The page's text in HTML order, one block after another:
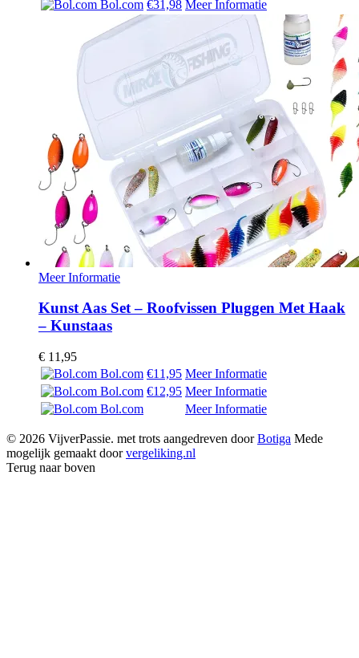
Bol.com €31,98 Meer Informatie
Meer Informatie
Kunst Aas Set – Roofvissen Pluggen Met Haak
– Kunstaas
€ 11,95
Bol.com €11,95 Meer Informatie
Bol.com €12,95 Meer Informatie
Bol.com
Meer Informatie
© 2026 VijverPassie. met trots aangedreven doorBotiga Mede
mogelijk gemaakt doorvergeliking.nl
Terug naar boven